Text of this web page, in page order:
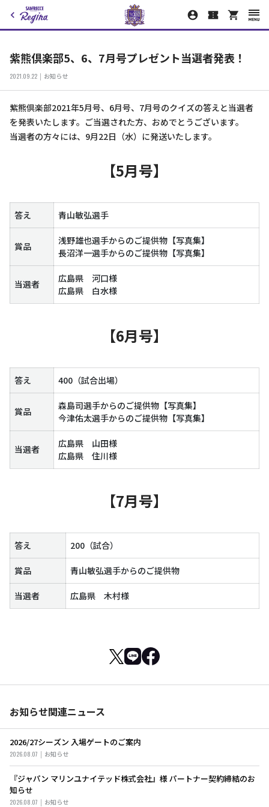
紫熊倶楽部5、6、7月号プレゼント当選者発表！
2021.09.22 お知らせ
紫熊倶楽部2021年5月号、6月号、7月号のクイズの答えと当選者
を発表いたします。ご当選された方、おめでとうございます。
当選者の方々には、9月22日（水）に発送いたします。
【5月号】
答え 青山敏弘選手
賞品
浅野雄也選手からのご提供物【写真集】
長沼洋一選手からのご提供物【写真集】
当選者
広島県 河口様
広島県 白水様
【6月号】
答え 400（試合出場）
賞品
森島司選手からのご提供物【写真集】
今津佑太選手からのご提供物【写真集】
当選者
広島県 山田様
広島県 住川様
【7月号】
答え 200（試合）
賞品 青山敏弘選手からのご提供物
当選者 広島県 木村様
お知らせ関連ニュース
2026/27シーズン 入場ゲートのご案内
2026.08.07 お知らせ
『ジャパン マリンユナイテッド株式会社』様 パートナー契約締結のお
知らせ
2026.08.07 お知らせ